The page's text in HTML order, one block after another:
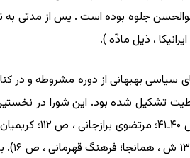
جلوه بوده است . پس از مدتی
سیاسی بهبهانی از دوره مشروطه و